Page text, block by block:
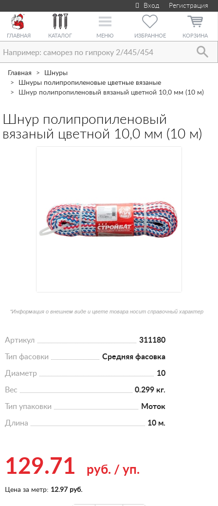
Вход Регистрация
ГЛАВНАЯ КАТАЛОГ
Toggle
МЕНЮ ИЗБРАННОЕ КОРЗИНА
Главная
Шнуры
Шнуры полипропиленовые цветные вязаные
Шнур полипропиленовый вязаный цветной 10,0 мм (10 м)
Шнур полипропиленовый
вязаный цветной 10,0 мм (10 м)
*Информация о внешнем виде и цвете товара носит справочный характер
Артикул 311180
Тип фасовки Средняя фасовка
Диаметр 10
Вес 0.299 кг.
Тип упаковки Моток
Длина 10 м.
129.71 руб. / уп.
Цена за метр: 12.97 руб.